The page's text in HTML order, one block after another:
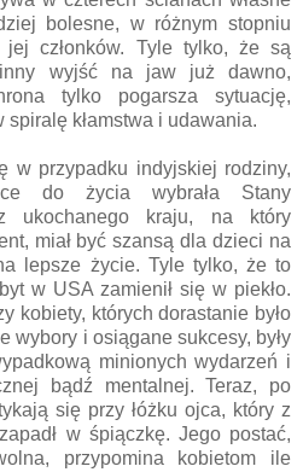
bolesne, w różnym stopniu
jej członków. Tyle tylko, że są
wyjść na jaw już dawno,
tylko pogarsza sytuację,
kłamstwa i udawania.
w przypadku indyjskiej rodziny,
do życia wybrała Stany
ukochanego kraju, na który
miał być szansą dla dzieci na
lepsze życie. Tyle tylko, że to
w USA zamienił się w piekło.
kobiety, których dorastanie było
wybory i osiągane sukcesy, były
minionych wydarzeń i
bądź mentalnej. Teraz, po
się przy łóżku ojca, który z
w śpiączkę. Jego postać,
przypomina kobietom ile